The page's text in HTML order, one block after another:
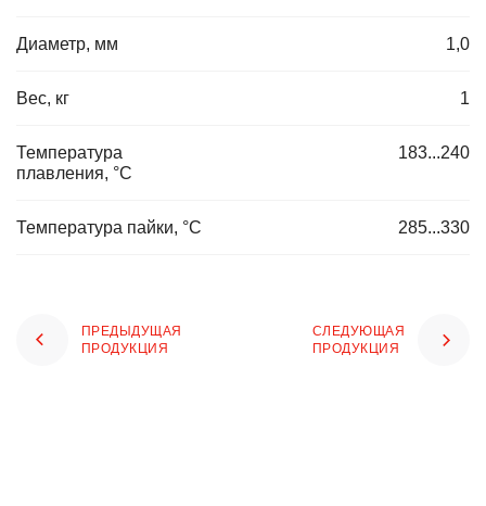
Диаметр, мм 1,0
Вес, кг 1
Температура
плавления, °C
183...240
Температура пайки, °C 285...330
ПРЕДЫДУЩАЯ
ПРОДУКЦИЯ
СЛЕДУЮЩАЯ
ПРОДУКЦИЯ